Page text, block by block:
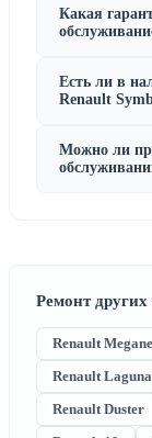
Какая
Есть ли в
Renault
Можно ли
Ремонт
Renault Megane
Renault Laguna
Renault Duster